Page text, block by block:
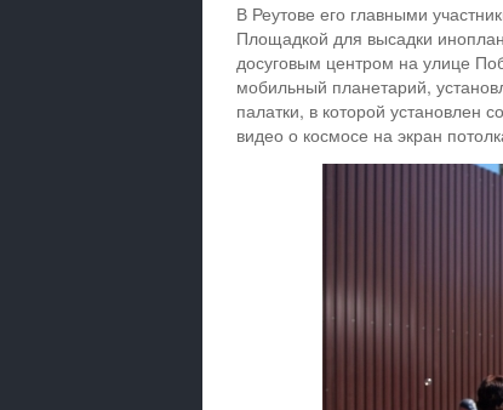
В Реутове его главными
Площадкой для высадки
досуговым центром на улице
мобильный планетарий,
палатки, в которой установлен
видео о космосе на экран